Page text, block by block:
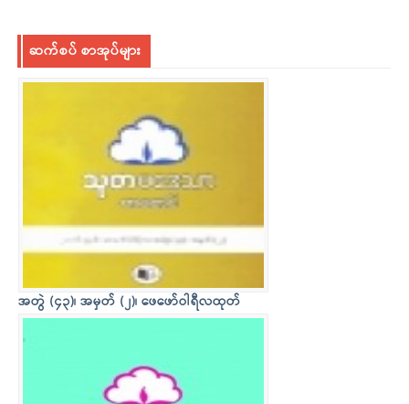
ဆက်စပ် စာအုပ်များ
အတွဲ (၄၃)၊ အမှတ် (၂)၊ ဖေဖော်ဝါရီလထုတ်